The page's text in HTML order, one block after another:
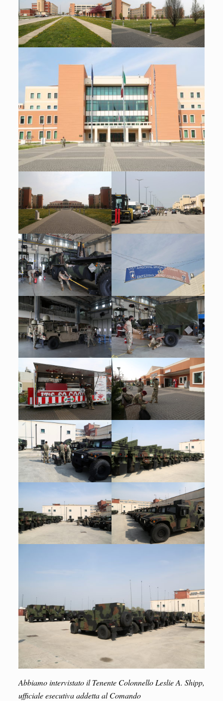
Abbiamo intervistato il Tenente Colonnello Leslie A. Shipp,
ufficiale esecutiva addetta al Comando